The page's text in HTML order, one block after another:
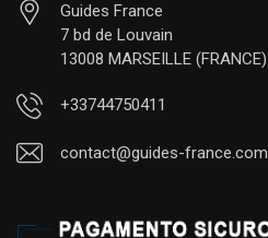
Guides France
7 bd de Louvain
13008 MARSEILLE (FRANCE)
+33744750411
contact@guides-france.com